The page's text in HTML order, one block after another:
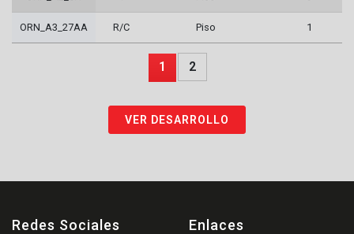
ORN_A3_27AA R/C Piso 1
1 2
VER DESARROLLO
Redes Sociales Enlaces